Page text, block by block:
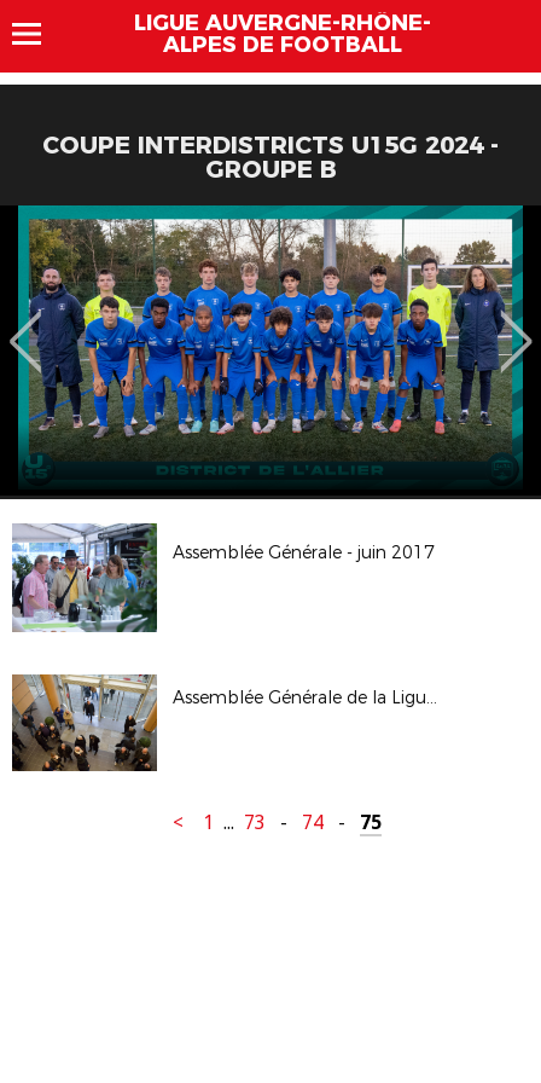
LIGUE AUVERGNE-RHÔNE-
ALPES DE FOOTBALL
COUPE INTERDISTRICTS U15G 2024 -
GROUPE B
Assemblée Générale - juin 2017
Assemblée Générale de la Ligue - janv 2017
< 1 ... 73 - 74 - 75